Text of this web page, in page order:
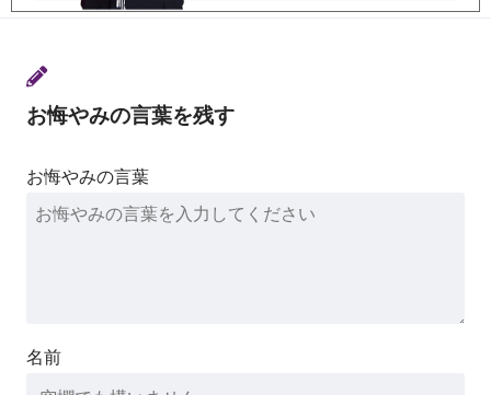
お悔やみの言葉を残す
お悔やみの言葉
名前